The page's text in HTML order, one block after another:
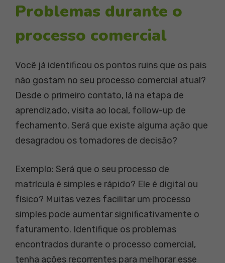
Problemas durante o
processo comercial
Você já identificou os pontos ruins que os pais
não gostam no seu processo comercial atual?
Desde o primeiro contato, lá na etapa de
aprendizado, visita ao local, follow-up de
fechamento. Será que existe alguma ação que
desagradou os tomadores de decisão?
Exemplo: Será que o seu processo de
matrícula é simples e rápido? Ele é digital ou
físico? Muitas vezes facilitar um processo
simples pode aumentar significativamente o
faturamento. Identifique os problemas
encontrados durante o processo comercial,
tenha ações recorrentes para melhorar esse